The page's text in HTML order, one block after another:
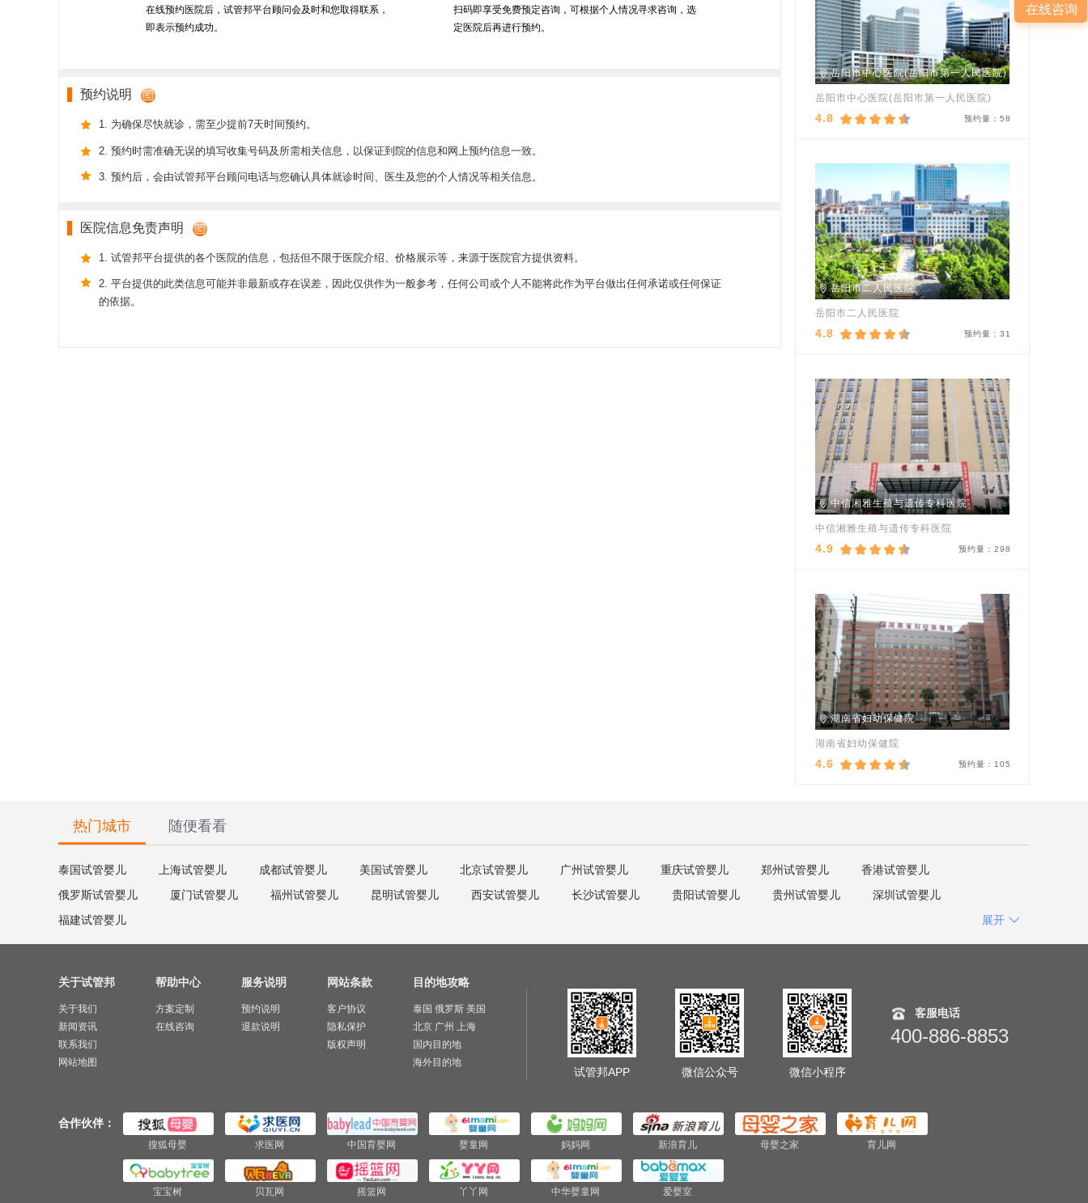
在线预约医院后，试管邦平台顾问会及时和您取得联系，
即表示预约成功。
扫码即享受免费预定咨询，可根据个人情况寻求咨询，选
定医院后再进行预约。
预约说明
1. 为确保尽快就诊，需至少提前7天时间预约。
2. 预约时需准确无误的填写收集号码及所需相关信息，以保证到院的信息和网上预约信息一致。
3. 预约后，会由试管邦平台顾问电话与您确认具体就诊时间、医生及您的个人情况等相关信息。
医院信息免责声明
1. 试管邦平台提供的各个医院的信息，包括但不限于医院介绍、价格展示等，来源于医院官方提供资料。
2. 平台提供的此类信息可能并非最新或存在误差，因此仅供作为一般参考，任何公司或个人不能将此作为平台做出任何承诺或任何保证
的依据。
岳阳市中心医院(岳阳市第一人民医院)
岳阳市中心医院(岳阳市第一人民医院)
4.8 预约量：58
岳阳市二人民医院
岳阳市二人民医院
4.8 预约量：31
中信湘雅生殖与遗传专科医院
中信湘雅生殖与遗传专科医院
4.9 预约量：298
湖南省妇幼保健院
湖南省妇幼保健院
4.6 预约量： 105
热门城市 随便看看
泰国试管婴儿 上海试管婴儿 成都试管婴儿 美国试管婴儿 北京试管婴儿 广州试管婴儿 重庆试管婴儿 郑州试管婴儿
香港试管婴儿
俄罗斯试管婴儿
厦门试管婴儿 福州试管婴儿 昆明试管婴儿 西安试管婴儿 长沙试管婴儿 贵阳试管婴儿 贵州试管婴儿
深圳试管婴儿
福建试管婴儿
展开
在线咨询
关于试管邦
关于我们
新闻资讯
联系我们
网站地图
帮助中心
方案定制
在线咨询
服务说明
预约说明
退款说明
网站条款
客户协议
隐私保护
版权声明
目的地攻略
泰国 俄罗斯 美国
北京 广州 上海
国内目的地
海外目的地
试管邦APP 微信公众号 微信小程序
客服电话
400-886-8853
合作伙伴：
搜狐母婴 求医网 中国育婴网 婴童网 妈妈网 新浪育儿 母婴之家 育儿网
宝宝树 贝瓦网 摇篮网 丫丫网 中华婴童网 爱婴室